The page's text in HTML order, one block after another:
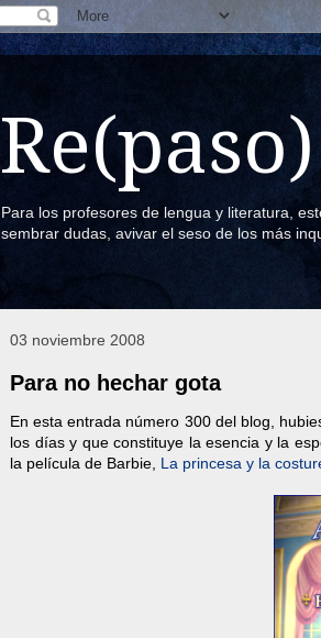
Para los profesores de lengua y literatura,
sembrar dudas, avivar el seso de los más
03 noviembre 2008
Para no hechar gota
En esta entrada número 300 del blog,
los días y que constituye la esencia y la
la película de Barbie, La princesa y la